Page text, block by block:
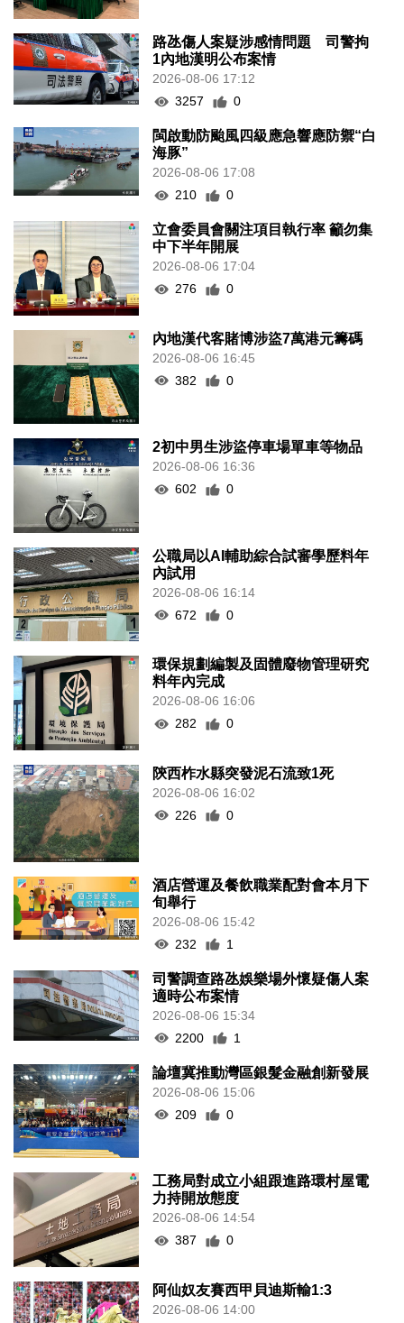
路氹傷人案疑涉感情問題 司警拘
1內地漢明公布案情
2026-08-06 17:12
3257
0
閩啟動防颱風四級應急響應防禦“白
海豚”
2026-08-06 17:08
210
0
立會委員會關注項目執行率 籲勿集
中下半年開展
2026-08-06 17:04
276
0
內地漢代客賭博涉盜7萬港元籌碼
2026-08-06 16:45
382
0
2初中男生涉盜停車場單車等物品
2026-08-06 16:36
602
0
公職局以AI輔助綜合試審學歷料年
內試用
2026-08-06 16:14
672
0
環保規劃編製及固體廢物管理研究
料年內完成
2026-08-06 16:06
282
0
陝西柞水縣突發泥石流致1死
2026-08-06 16:02
226
0
酒店營運及餐飲職業配對會本月下
旬舉行
2026-08-06 15:42
232
1
司警調查路氹娛樂場外懷疑傷人案
適時公布案情
2026-08-06 15:34
2200
1
論壇冀推動灣區銀髮金融創新發展
2026-08-06 15:06
209
0
工務局對成立小組跟進路環村屋電
力持開放態度
2026-08-06 14:54
387
0
阿仙奴友賽西甲貝迪斯輸1:3
2026-08-06 14:00